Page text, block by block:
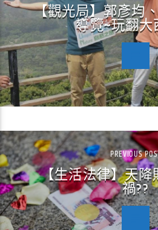
【觀光局】郭彥均
導覽~玩翻
PREVIOUS
【生活法律】天
禍??